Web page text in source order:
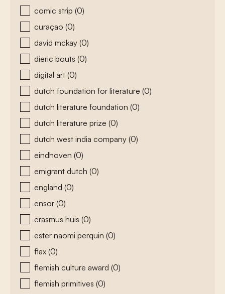
comic strip (0)
curaçao (0)
david mckay (0)
dieric bouts (0)
digital art (0)
dutch foundation for literature (0)
dutch literature foundation (0)
dutch literature prize (0)
dutch west india company (0)
eindhoven (0)
emigrant dutch (0)
england (0)
ensor (0)
erasmus huis (0)
ester naomi perquin (0)
flax (0)
flemish culture award (0)
flemish primitives (0)